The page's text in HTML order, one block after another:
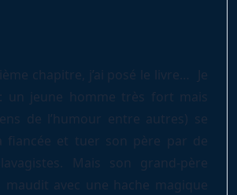
chapitre, j’ai posé le livre… Je
un jeune homme très fort mais
de l’humour entre autres) se
fiancée et tuer son père par de
Mais son grand-père
avec une hache magique